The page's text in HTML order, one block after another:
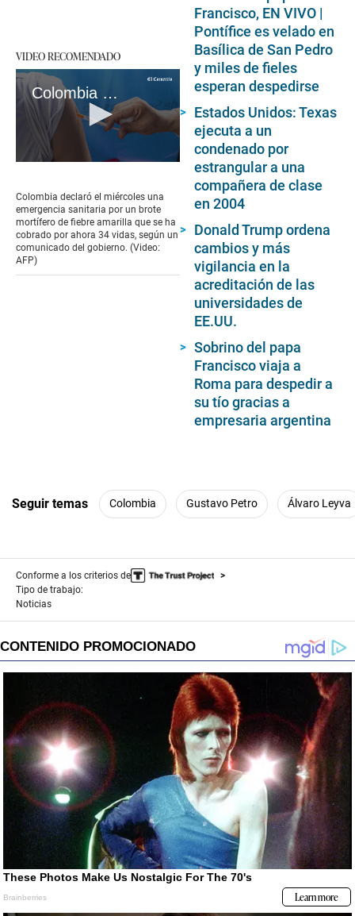
VIDEO RECOMENDADO
Colombia declara estado de emergencia por la fiebre amarilla
of
1
minute,
58
seconds
Colombia declaró el miércoles una
emergencia sanitaria por un brote
mortífero de fiebre amarilla que se ha
cobrado por ahora 34 vidas, según un
comunicado del gobierno. (Video:
AFP)
Francisco, EN VIVO |
Pontífice es velado en
Basílica de San Pedro
y miles de fieles
esperan despedirse
Estados Unidos: Texas
ejecuta a un
condenado por
estrangular a una
compañera de clase
en 2004
Donald Trump ordena
cambios y más
vigilancia en la
acreditación de las
universidades de
EE.UU.
Sobrino del papa
Francisco viaja a
Roma para despedir a
su tío gracias a
empresaria argentina
Seguir temas Colombia Gustavo Petro Álvaro Leyva
Conforme a los criterios de
Tipo de trabajo:
Noticias